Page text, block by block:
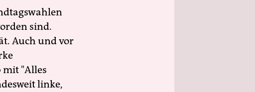
sind.
Auch und vor
mit "Alles
linke,